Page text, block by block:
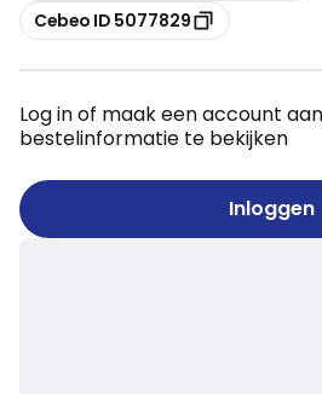
Kopiëren
Cebeo ID 5077829
Log in of maak een account
bestelinformatie te bekijken
Inloggen